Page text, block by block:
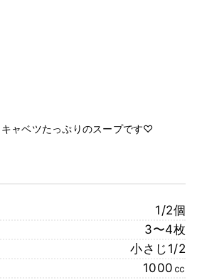
ャベツたっぷりのスープです♡
1/2個
3〜4枚
小さじ1/2
1000㏄